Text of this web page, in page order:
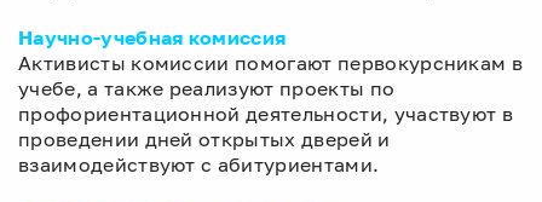
Научно-учебная комиссия
Активисты комиссии помогают первокурсникам в
учебе, а также реализуют проекты по
профориентационной деятельности, участвуют в
проведении дней открытых дверей и
взаимодействуют с абитуриентами.